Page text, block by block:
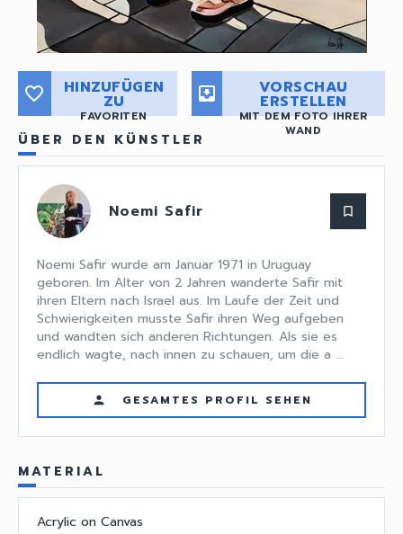
favorite_border HINZUFÜGEN
ZU
FAVORITEN
move_to_inbox VORSCHAU
ERSTELLEN
MIT DEM FOTO IHRER
WAND
ÜBER DEN KÜNSTLER
Noemi Safir bookmark_border
Noemi Safir wurde am Januar 1971 in Uruguay
geboren. Im Alter von 2 Jahren wanderte Safir mit
ihren Eltern nach Israel aus. Im Laufe der Zeit und
Schwierigkeiten musste Safir ihren Weg aufgeben
und wandten sich anderen Richtungen. Als sie es
endlich wagte, nach innen zu schauen, um die a ...
person GESAMTES PROFIL SEHEN
MATERIAL
Acrylic on Canvas